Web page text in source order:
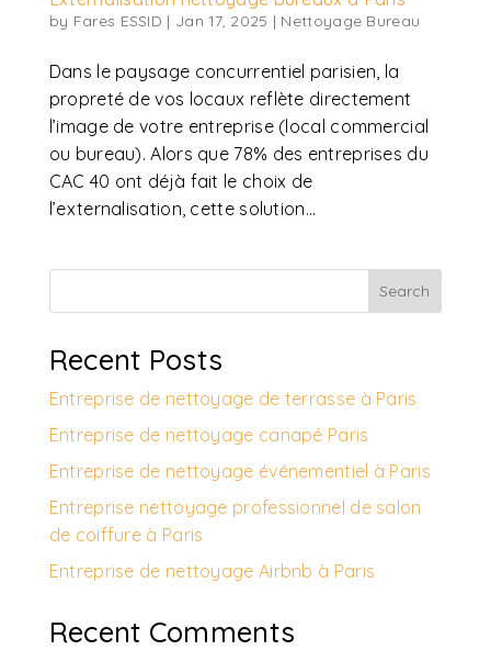
by Fares ESSID | Jan 17, 2025 | Nettoyage Bureau
Dans le paysage concurrentiel parisien, la
propreté de vos locaux reflète directement
l’image de votre entreprise (local commercial
ou bureau). Alors que 78% des entreprises du
CAC 40 ont déjà fait le choix de
l’externalisation, cette solution...
Search
Recent Posts
Entreprise de nettoyage de terrasse à Paris
Entreprise de nettoyage canapé Paris
Entreprise de nettoyage événementiel à Paris
Entreprise nettoyage professionnel de salon
de coiffure à Paris
Entreprise de nettoyage Airbnb à Paris
Recent Comments